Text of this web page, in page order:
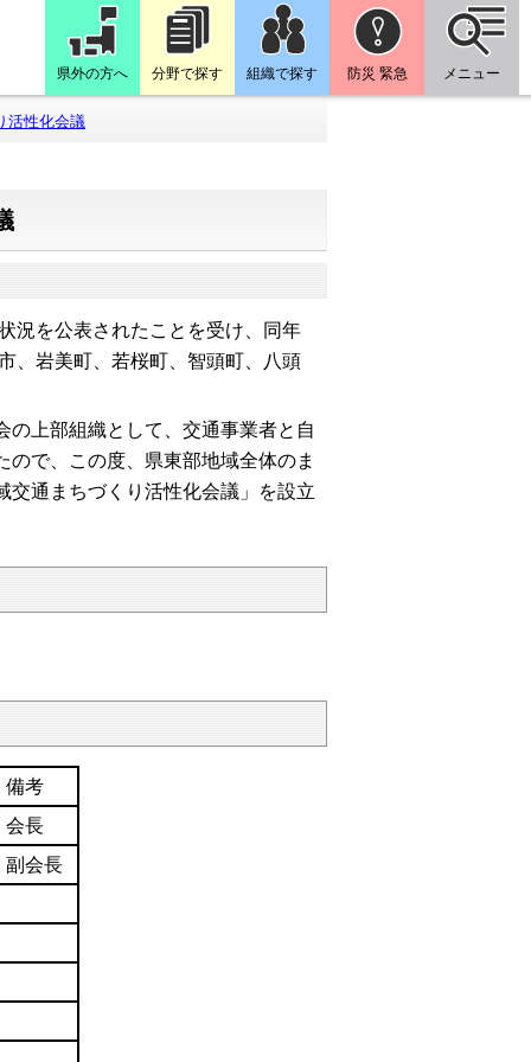
県外の方へ 分野で探す 組織で探す 防災 緊急 メニュー
活性化会議
を公表されたことを受け、同年
、岩美町、若桜町、智頭町、八頭
上部組織として、交通事業者と自
で、この度、県東部地域全体のま
交通まちづくり活性化会議」を設立
備考
会長
副会長